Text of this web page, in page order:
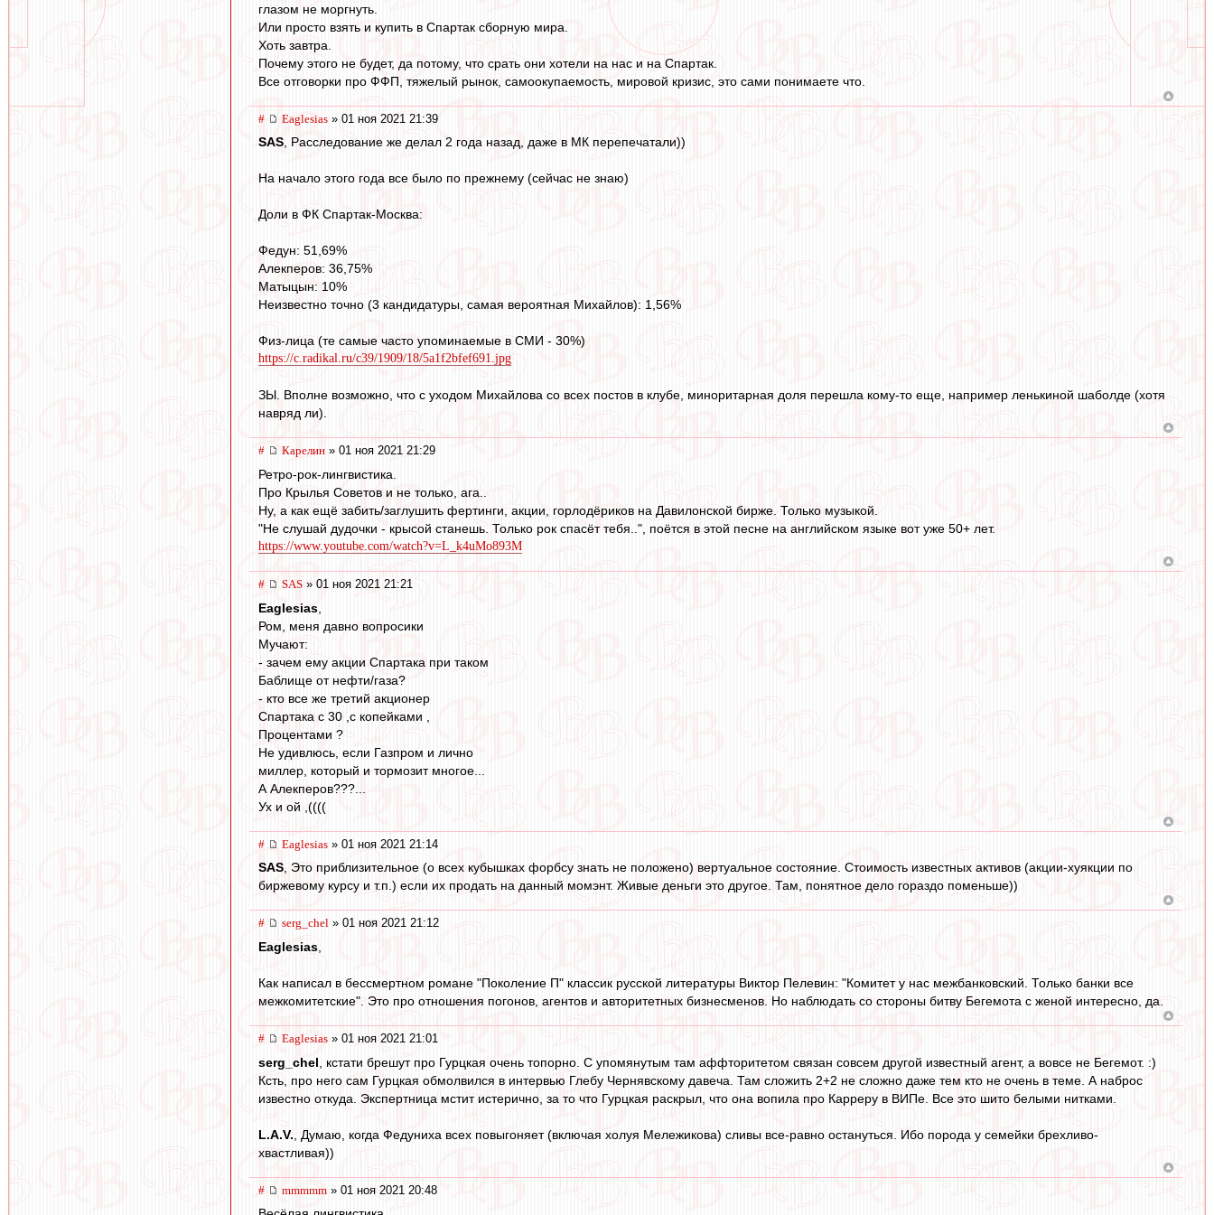
глазом не моргнуть.
Или просто взять и купить в Спартак сборную мира.
Хоть завтра.
Почему этого не будет, да потому, что срать они хотели на нас и на Спартак.
Все отговорки про ФФП, тяжелый рынок, самоокупаемость, мировой кризис, это сами понимаете что.
# Eaglesias » 01 ноя 2021 21:39
SAS, Расследование же делал 2 года назад, даже в МК перепечатали))
На начало этого года все было по прежнему (сейчас не знаю)
Доли в ФК Спартак-Москва:
Федун: 51,69%
Алекперов: 36,75%
Матыцын: 10%
Неизвестно точно (3 кандидатуры, самая вероятная Михайлов): 1,56%
Физ-лица (те самые часто упоминаемые в СМИ - 30%)
https://c.radikal.ru/c39/1909/18/5a1f2bfef691.jpg
ЗЫ. Вполне возможно, что с уходом Михайлова со всех постов в клубе, миноритарная доля перешла кому-то еще, например ленькиной шаболде (хотя
навряд ли).
# Карелин » 01 ноя 2021 21:29
Ретро-рок-лингвистика.
Про Крылья Советов и не только, ага..
Ну, а как ещё забить/заглушить фертинги, акции, горлодёриков на Давилонской бирже. Только музыкой.
"Не слушай дудочки - крысой станешь. Только рок спасёт тебя..", поётся в этой песне на английском языке вот уже 50+ лет.
https://www.youtube.com/watch?v=L_k4uMo893M
# SAS » 01 ноя 2021 21:21
Eaglesias
Ром, меня давно вопросики
Мучают:
- зачем ему акции Спартака при таком
Баблище от нефти/газа?
- кто все же третий акционер
Спартака с 30 ,с копейками ,
Процентами ?
Не удивлюсь, если Газпром и лично
миллер, который и тормозит многое...
А Алекперов???...
Ух и ой ,((((
# Eaglesias » 01 ноя 2021 21:14
SAS, Это приблизительное (о всех кубышках форбсу знать не положено) вертуальное состояние. Стоимость известных активов (акции-хуякции по
биржевому курсу и т.п.) если их продать на данный момэнт. Живые деньги это другое. Там, понятное дело гораздо поменьше))
# serg_chel » 01 ноя 2021 21:12
Eaglesias
Как написал в бессмертном романе "Поколение П" классик русской литературы Виктор Пелевин: "Комитет у нас межбанковский. Только банки все
межкомитетские". Это про отношения погонов, агентов и авторитетных бизнесменов. Но наблюдать со стороны битву Бегемота с женой интересно, да.
# Eaglesias » 01 ноя 2021 21:01
serg_chel , кстати брешут про Гурцкая очень топорно. С упомянутым там аффторитетом связан совсем другой известный агент, а вовсе не Бегемот. :)
Ксть, про него сам Гурцкая обмолвился в интервью Глебу Чернявскому давеча. Там сложить 2+2 не сложно даже тем кто не очень в теме. А наброс
известно откуда. Экспертница мстит истерично, за то что Гурцкая раскрыл, что она вопила про Карреру в ВИПе. Все это шито белыми нитками.
L.А.V. , Думаю, когда Федуниха всех повыгоняет (включая холуя Мележикова) сливы все-равно остануться. Ибо порода у семейки брехливо-
хвастливая))
# mmmmm » 01 ноя 2021 20:48